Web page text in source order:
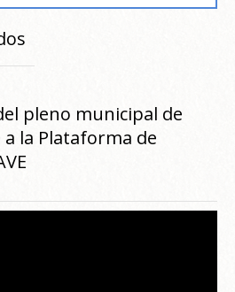
pleno municipal de
la Plataforma de